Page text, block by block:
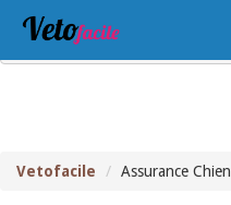
Vetofacile Assurance Chien